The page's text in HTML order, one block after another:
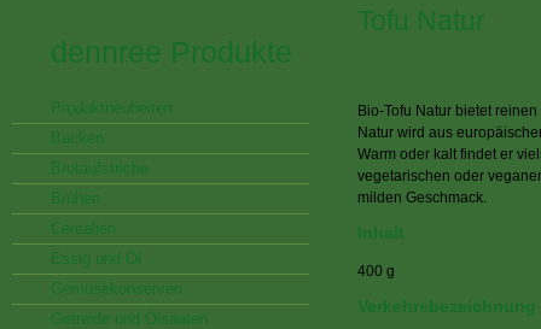
dennree Produkte
Produktneuheiten
Backen
Brotaufstriche
Brühen
Cerealien
Essig und Öl
Gemüsekonserven
Getreide und Ölsaaten
Tofu Natur
Bio-Tofu Natur bietet
Natur wird aus
Warm oder kalt findet er
vegetarischen oder
milden Geschmack.
Inhalt
400 g
Verkehrsbezeichnung